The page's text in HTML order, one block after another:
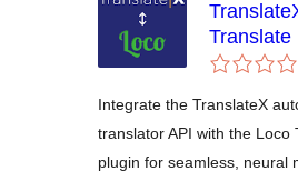
Translate
Integrate the TranslateX
translator API with the Loco
plugin for seamless, neural